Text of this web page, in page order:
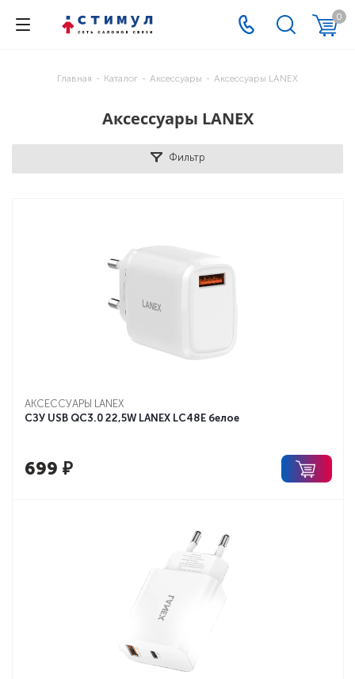
0
Главная - Каталог - Аксессуары - Аксессуары LANEX
Аксессуары LANEX
Фильтр
АКСЕССУАРЫ LANEX
СЗУ USB QC3.0 22,5W LANEX LC48E белое
699 ₽